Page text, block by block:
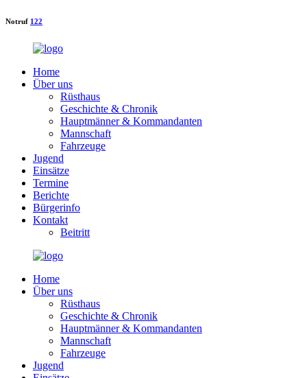
Notruf 122
Home
Über uns
Rüsthaus
Geschichte & Chronik
Hauptmänner & Kommandanten
Mannschaft
Fahrzeuge
Jugend
Einsätze
Termine
Berichte
Bürgerinfo
Kontakt
Beitritt
Home
Über uns
Rüsthaus
Geschichte & Chronik
Hauptmänner & Kommandanten
Mannschaft
Fahrzeuge
Jugend